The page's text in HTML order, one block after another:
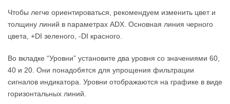
Чтобы легче ориентироваться, рекомендуем изменить цвет и
толщину линий в параметрах ADX. Основная линия черного
цвета, +DI зеленого, -DI красного.
Во вкладке “Уровни” установите два уровня со значениями 60,
40 и 20. Они понадобятся для упрощения фильтрации
сигналов индикатора. Уровни отображаются на графике в виде
горизонтальных линий.